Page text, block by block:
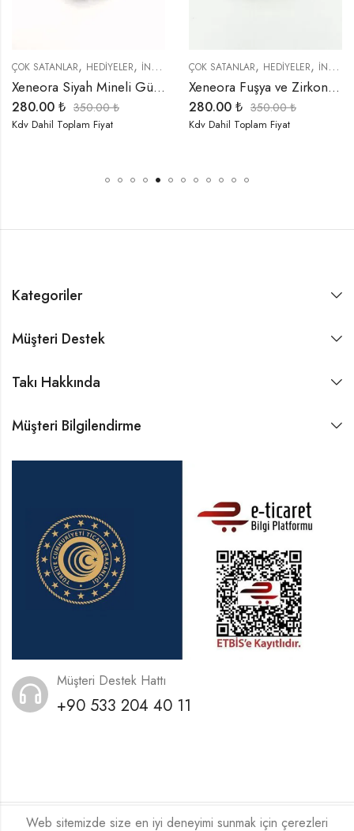
,TREND ÜRÜNLER, YENI GELENLER,YÜZÜKLER
ÇOK SATANLAR, HEDIYELER, İNDIRIMLI ÜRÜNLER ,ÖZEL SERİLER,TREND
Xeneora Siyah Mineli Gümüş Renk Yüzük
280.00 ₺ 350.00₺
Kdv Dahil Toplam Fiyat
ÇOK SATANLAR, HEDIYELER, İNDIRIMLI ÜRÜNLER
Xeneora Fuşya ve Zirkon Taşlı Sekizgen Yüzük
280.00 ₺ 350.00₺
Kdv Dahil Toplam Fiyat
Kategoriler
Müşteri Destek
Takı Hakkında
Müşteri Bilgilendirme
Müşteri Destek Hattı
+90 533 204 40 11
Web sitemizde size en iyi deneyimi sunmak için çerezleri